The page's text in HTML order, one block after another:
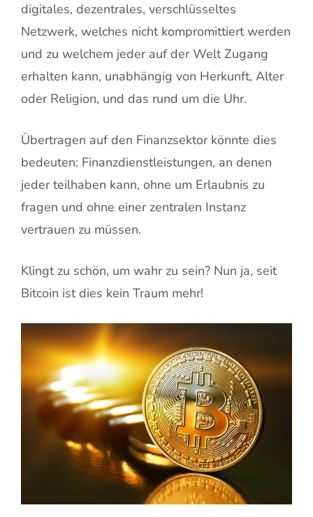
digitales, dezentrales, verschlüsseltes
Netzwerk, welches nicht kompromittiert werden
und zu welchem jeder auf der Welt Zugang
erhalten kann, unabhängig von Herkunft, Alter
oder Religion, und das rund um die Uhr.
Übertragen auf den Finanzsektor könnte dies
bedeuten: Finanzdienstleistungen, an denen
jeder teilhaben kann, ohne um Erlaubnis zu
fragen und ohne einer zentralen Instanz
vertrauen zu müssen.
Klingt zu schön, um wahr zu sein? Nun ja, seit
Bitcoin ist dies kein Traum mehr!